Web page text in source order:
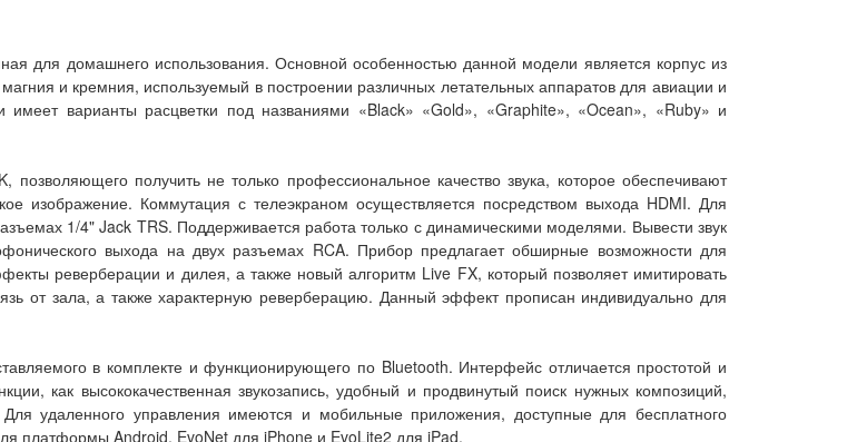
для домашнего использования. Основной особенностью данной модели является корпус из
и кремния, используемый в построении различных летательных аппаратов для авиации и
варианты расцветки под названиями «Black» «Gold», «Graphite», «Ocean», «Ruby» и
получить не только профессиональное качество звука, которое обеспечивают
изображение. Коммутация с телеэкраном осуществляется посредством выхода HDMI. Для
1/4" Jack TRS. Поддерживается работа только с динамическими моделями. Вывести звук
выхода на двух разъемах RCA. Прибор предлагает обширные возможности для
реверберации и дилея, а также новый алгоритм Live FX, который позволяет имитировать
от зала, а также характерную реверберацию. Данный эффект прописан индивидуально для
в комплекте и функционирующего по Bluetooth. Интерфейс отличается простотой и
как высококачественная звукозапись, удобный и продвинутый поиск нужных композиций,
удаленного управления имеются и мобильные приложения, доступные для бесплатного
платформы Android, EvoNet для iPhone и EvoLite2 для iPad.